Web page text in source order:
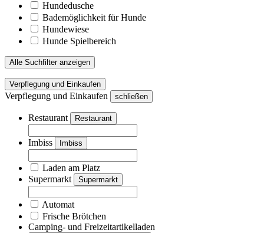
Hundedusche
Bademöglichkeit für Hunde
Hundewiese
Hunde Spielbereich
Alle Suchfilter anzeigen
Verpflegung und Einkaufen
Verpflegung und Einkaufen schließen
Restaurant Restaurant
Imbiss Imbiss
Laden am Platz
Supermarkt
Supermarkt
Automat
Frische Brötchen
Camping- und Freizeitartikelladen